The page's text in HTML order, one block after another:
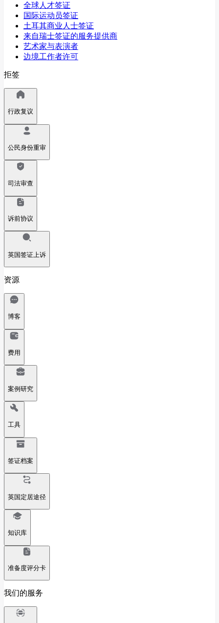
全球人才签证
国际运动员签证
土耳其商业人士签证
来自瑞士签证的服务提供商
艺术家与表演者
边境工作者许可
拒签
行政复议
公民身份重审
司法审查
诉前协议
英国签证上诉
资源
博客
费用
案例研究
工具
签证档案
英国定居途径
知识库
准备度评分卡
我们的服务